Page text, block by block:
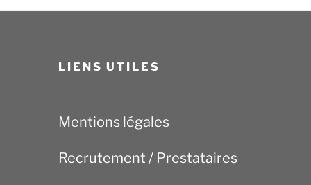
LIENS UTILES
Mentions légales
Recrutement / Prestataires